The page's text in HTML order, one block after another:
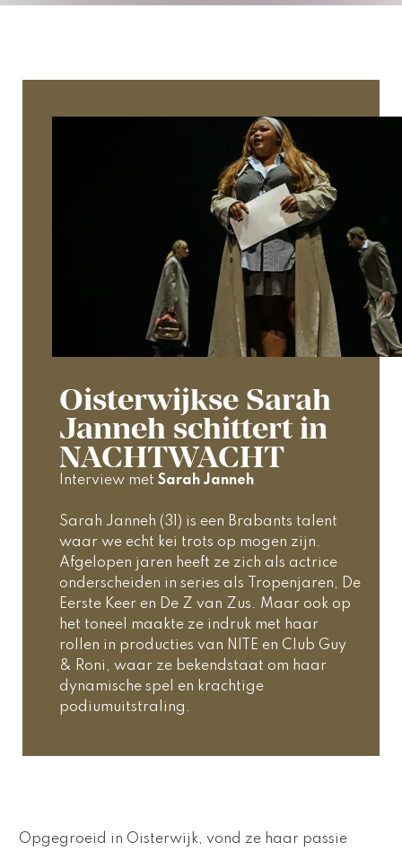
Oisterwijkse Sarah
Janneh schittert in
NACHTWACHT
Interview met Sarah Janneh
Sarah Janneh (31) is een Brabants talent
waar we echt kei trots op mogen zijn.
Afgelopen jaren heeft ze zich als actrice
onderscheiden in series als Tropenjaren, De
Eerste Keer en De Z van Zus. Maar ook op
het toneel maakte ze indruk met haar
rollen in producties van NITE en Club Guy
& Roni, waar ze bekendstaat om haar
dynamische spel en krachtige
podiumuitstraling.
Opgegroeid in Oisterwijk, vond ze haar passie